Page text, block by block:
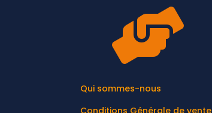

Qui sommes-nous